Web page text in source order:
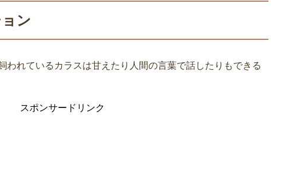
ン
われているカラスは甘えたり人間の言葉で話したりもできる
スポンサードリンク